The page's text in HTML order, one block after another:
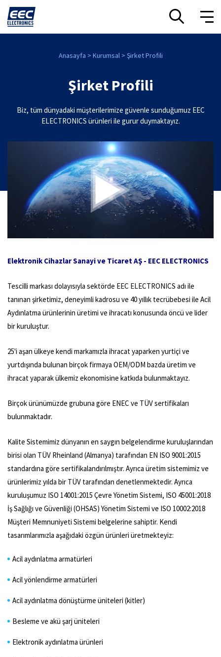
Anasayfa Kurumsal Şirket Profili
Şirket Profili
Biz, tüm dünyadaki müşterilerimize güvenle sunduğumuz EEC
ELECTRONICS ürünleri ile gurur duymaktayız.
Elektronik Cihazlar Sanayi ve Ticaret AŞ - EEC ELECTRONICS
Tescilli markası dolayısıyla sektörde EEC ELECTRONICS adı ile
tanınan şirketimiz, deneyimli kadrosu ve 40 yıllık tecrübebesi ile Acil
Aydınlatma ürünlerinin üretimi ve ihracatı konusunda öncü ve lider
bir kuruluştur.
25'i aşan ülkeye kendi markamızla ihracat yaparken yurtiçi ve
yurtdışında bulunan birçok firmaya OEM/ODM bazda üretim ve
ihracat yaparak ülkemiz ekonomisine katkıda bulunmaktayız.
Birçok ürünümüzde grubuna göre ENEC ve TÜV sertifikaları
bulunmaktadır.
Kalite Sistemimiz dünyanın en saygın belgelendirme kuruluşlarından
birisi olan TÜV Rheinland (Almanya) tarafından EN ISO 9001:2015
standardına göre sertifikalandırılmıştır. Ayrıca üretim sistemimiz ve
ürünlerimiz yılda bir TÜV tarafından denetlenmektedir. Ayrıca
kuruluşumuz ISO 14001:2015 Çevre Yönetim Sistemi, ISO 45001:2018
İş Sağlığı ve Güvenliği (OHSAS) Yönetim Sistemi ve ISO 10002:2018
Müşteri Memnuniyeti Sistemi belgelerine sahiptir. Kendi
tasarımlarımızla aşağıdaki özgün ürünleri üretmekteyiz:
Acil aydınlatma armatürleri
Acil yönlendirme armatürleri
Acil aydınlatma dönüştürme üniteleri (kitler)
Besleme ve akü şarj üniteleri
Elektronik aydınlatma ürünleri